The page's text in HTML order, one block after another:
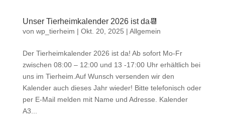
Unser Tierheimkalender 2026 ist da📆
von wp_tierheim | Okt. 20, 2025 | Allgemein
Der Tierheimkalender 2026 ist da! Ab sofort Mo-Fr
zwischen 08:00 – 12:00 und 13 -17:00 Uhr erhältlich bei
uns im Tierheim.Auf Wunsch versenden wir den
Kalender auch dieses Jahr wieder! Bitte telefonisch oder
per E-Mail melden mit Name und Adresse. Kalender
A3...